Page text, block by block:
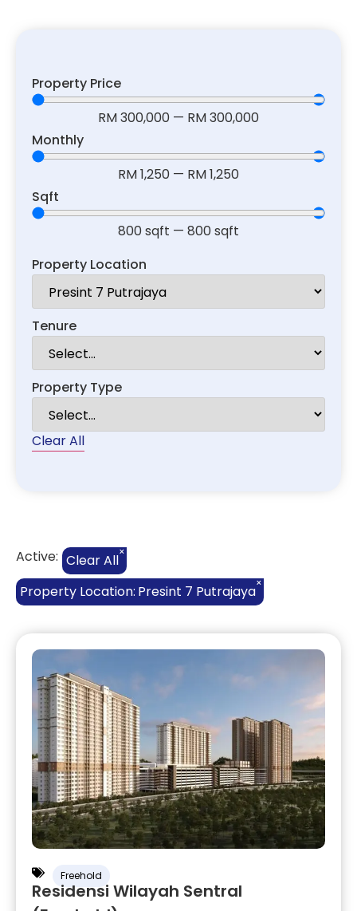
Property Price
RM300,000 — RM300,000
Monthly
RM1,250 — RM1,250
Sqft
800sqft — 800sqft
Property Location
Tenure
Property Type
Clear All
Active: Clear All×
Property Location: Presint 7 Putrajaya×
Freehold
Residensi Wilayah Sentral